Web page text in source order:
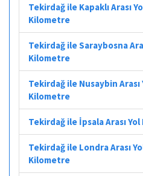
Tekirdağ ile Kapaklı Arası
Kilometre
Tekirdağ ile Saraybosna
Kilometre
Tekirdağ ile Nusaybin Arası
Kilometre
Tekirdağ ile İpsala Arası
Tekirdağ ile Londra Arası
Kilometre